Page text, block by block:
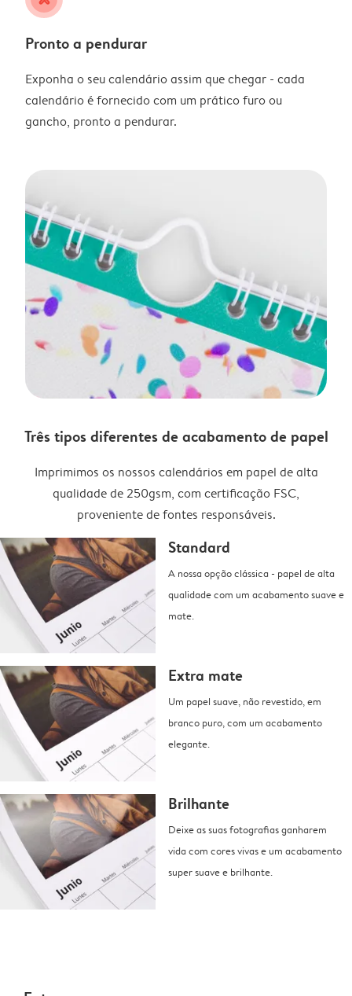
Pronto a pendurar
Exponha o seu calendário assim que chegar - cada
calendário é fornecido com um prático furo ou
gancho, pronto a pendurar.
Três tipos diferentes de acabamento de papel
Imprimimos os nossos calendários em papel de alta
qualidade de 250gsm, com certificação FSC,
proveniente de fontes responsáveis.
Standard
A nossa opção clássica - papel de alta
qualidade com um acabamento suave e
mate.
Extra mate
Um papel suave, não revestido, em
branco puro, com um acabamento
elegante.
Brilhante
Deixe as suas fotografias ganharem
vida com cores vivas e um acabamento
super suave e brilhante.